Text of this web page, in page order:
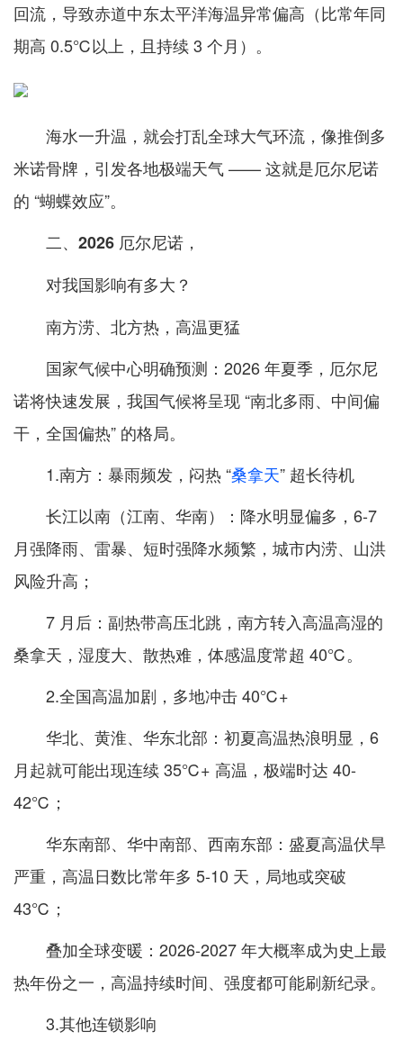
回流，导致赤道中东太平洋海温异常偏高（比常年同
期高 0.5℃以上，且持续 3 个月）。
海水一升温，就会打乱全球大气环流，像推倒多
米诺骨牌，引发各地极端天气 —— 这就是厄尔尼诺
的 “蝴蝶效应”。
二、2026 厄尔尼诺，
对我国影响有多大？
南方涝、北方热，高温更猛
国家气候中心明确预测：2026 年夏季，厄尔尼
诺将快速发展，我国气候将呈现 “南北多雨、中间偏
干，全国偏热” 的格局。
1.南方：暴雨频发，闷热 “桑拿天” 超长待机
长江以南（江南、华南）：降水明显偏多，6-7
月强降雨、雷暴、短时强降水频繁，城市内涝、山洪
风险升高；
7 月后：副热带高压北跳，南方转入高温高湿的
桑拿天，湿度大、散热难，体感温度常超 40℃。
2.全国高温加剧，多地冲击 40℃+
华北、黄淮、华东北部：初夏高温热浪明显，6
月起就可能出现连续 35℃+ 高温，极端时达 40-
42℃；
华东南部、华中南部、西南东部：盛夏高温伏旱
严重，高温日数比常年多 5-10 天，局地或突破
43℃；
叠加全球变暖：2026-2027 年大概率成为史上最
热年份之一，高温持续时间、强度都可能刷新纪录。
3.其他连锁影响